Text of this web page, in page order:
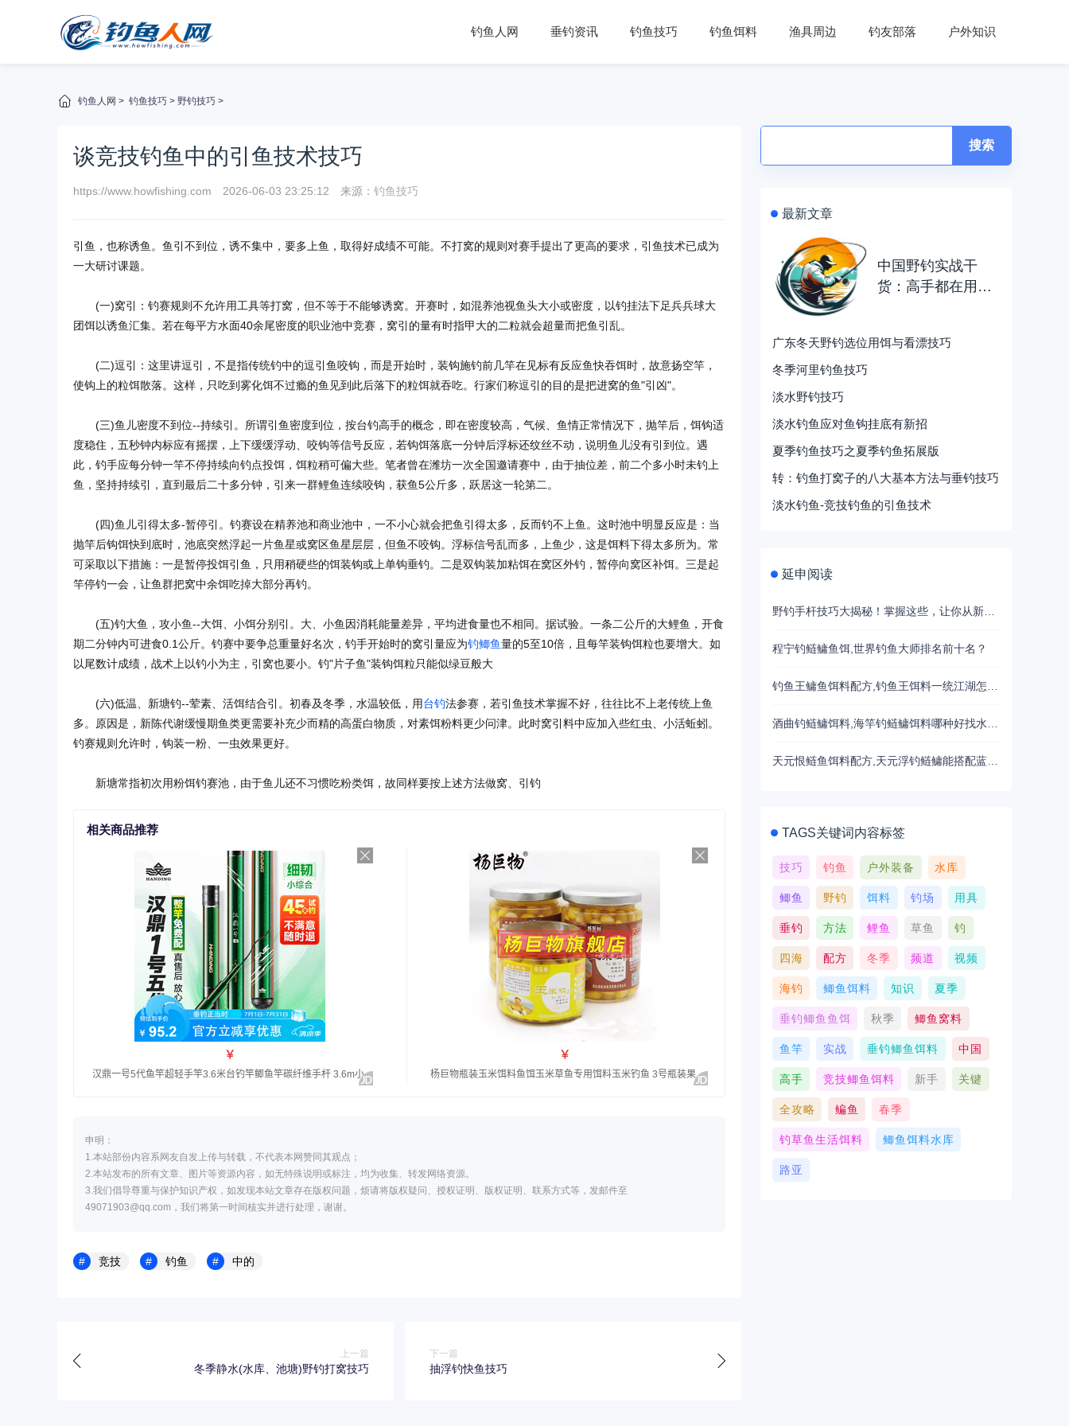
钓鱼人网 垂钓资讯 钓鱼技巧 钓鱼饵料 渔具周边 钓友部落 户外知识
钓鱼人网 > 钓鱼技巧 > 野钓技巧 >
谈竞技钓鱼中的引鱼技术技巧
https://www.howfishing.com 2026-06-03 23:25:12 来源： 钓鱼技巧
引鱼，也称诱鱼。鱼引不到位，诱不集中，要多上鱼，取得好成绩不可能。不打窝的规则对赛手提出了更高的要求，引鱼技术已成为
一大研讨课题。
(一)窝引：钓赛规则不允许用工具等打窝，但不等于不能够诱窝。开赛时，如混养池视鱼头大小或密度，以钓挂法下足兵兵球大
团饵以诱鱼汇集。若在每平方水面40余尾密度的职业池中竞赛，窝引的量有时指甲大的二粒就会超量而把鱼引乱。
(二)逗引：这里讲逗引，不是指传统钓中的逗引鱼咬钩，而是开始时，装钩施钓前几竿在见标有反应鱼快吞饵时，故意扬空竿，
使钩上的粒饵散落。这样，只吃到雾化饵不过瘾的鱼见到此后落下的粒饵就吞吃。行家们称逗引的目的是把进窝的鱼"引凶"。
(三)鱼儿密度不到位--持续引。所谓引鱼密度到位，按台钓高手的概念，即在密度较高，气候、鱼情正常情况下，抛竿后，饵钩适
度稳住，五秒钟内标应有摇摆，上下缓缓浮动、咬钩等信号反应，若钩饵落底一分钟后浮标还纹丝不动，说明鱼儿没有引到位。遇
此，钓手应每分钟一竿不停持续向钓点投饵，饵粒稍可偏大些。笔者曾在潍坊一次全国邀请赛中，由于抽位差，前二个多小时未钓上
鱼，坚持持续引，直到最后二十多分钟，引来一群鲤鱼连续咬钩，获鱼5公斤多，跃居这一轮第二。
(四)鱼儿引得太多-暂停引。钓赛设在精养池和商业池中，一不小心就会把鱼引得太多，反而钓不上鱼。这时池中明显反应是：当
抛竿后钩饵快到底时，池底突然浮起一片鱼星或窝区鱼星层层，但鱼不咬钩。浮标信号乱而多，上鱼少，这是饵料下得太多所为。常
可采取以下措施：一是暂停投饵引鱼，只用稍硬些的饵装钩或上单钩垂钓。二是双钩装加粘饵在窝区外钓，暂停向窝区补饵。三是起
竿停钓一会，让鱼群把窝中余饵吃掉大部分再钓。
(五)钓大鱼，攻小鱼--大饵、小饵分别引。大、小鱼因消耗能量差异，平均进食量也不相同。据试验。一条二公斤的大鲤鱼，开食
期二分钟内可进食0.1公斤。钓赛中要争总重量好名次，钓手开始时的窝引量应为钓鲫鱼量的5至10倍，且每竿装钩饵粒也要增大。如
以尾数计成绩，战术上以钓小为主，引窝也要小。钓"片子鱼"装钩饵粒只能似绿豆般大
(六)低温、新塘钓--荤素、活饵结合引。初春及冬季，水温较低，用台钓法参赛，若引鱼技术掌握不好，往往比不上老传统上鱼
多。原因是，新陈代谢缓慢期鱼类更需要补充少而精的高蛋白物质，对素饵粉料更少问津。此时窝引料中应加入些红虫、小活蚯蚓。
钓赛规则允许时，钩装一粉、一虫效果更好。
新塘常指初次用粉饵钓赛池，由于鱼儿还不习惯吃粉类饵，故同样要按上述方法做窝、引钓
相关商品推荐
申明：
1.本站部份内容系网友自发上传与转载，不代表本网赞同其观点；
2.本站发布的所有文章、图片等资源内容，如无特殊说明或标注，均为收集、转发网络资源。
3.我们倡导尊重与保护知识产权，如发现本站文章存在版权问题，烦请将版权疑问、授权证明、版权证明、联系方式等，发邮件至
49071903@qq.com，我们将第一时间核实并进行处理，谢谢。
竞技 钓鱼 中的
上一篇
冬季静水(水库、池塘)野钓打窝技巧
下一篇
抽浮钓快鱼技巧
搜索
最新文章
中国野钓实战干
货：高手都在用这
广东冬天野钓选位用饵与看漂技巧
冬季河里钓鱼技巧
淡水野钓技巧
淡水钓鱼应对鱼钩挂底有新招
夏季钓鱼技巧之夏季钓鱼拓展版
转：钓鱼打窝子的八大基本方法与垂钓技巧
淡水钓鱼-竞技钓鱼的引鱼技术
延申阅读
程宁钓鲢鳙鱼饵,世界钓鱼大师排名前十名？
TAGS关键词内容标签
技巧 钓鱼 户外装备 水库
鲫鱼 野钓 饵料 钓场 用具
垂钓 方法 鲤鱼 草鱼 钓
四海 配方 冬季 频道 视频
海钓 鲫鱼饵料 知识 夏季
垂钓鲫鱼鱼饵 秋季 鲫鱼窝料
鱼竿 实战 垂钓鲫鱼饵料 中国
高手 竞技鲫鱼饵料 新手 关键
全攻略 鳊鱼 春季
钓草鱼生活饵料 鲫鱼饵料水库
路亚